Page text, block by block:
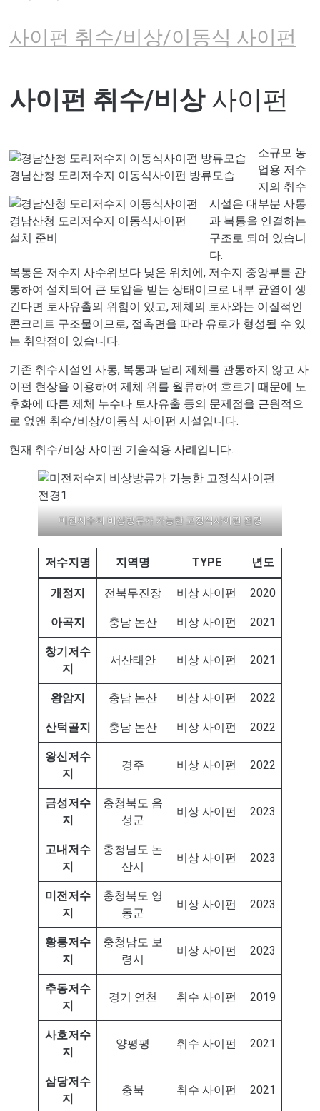
사이펀 취수/비상/이동식 사이펀
사이펀 취수/비상사이펀
경남산청 도리저수지 이동식사이펀 방류모습
경남산청 도리저수지 이동식사이펀
설치 준비
소규모 농
업용 저수
지의 취수
시설은 대부분 사통
과 복통을 연결하는
구조로 되어 있습니
다.
복통은 저수지 사수위보다 낮은 위치에, 저수지 중앙부를 관
통하여 설치되어 큰 토압을 받는 상태이므로 내부 균열이 생
긴다면 토사유출의 위험이 있고, 제체의 토사와는 이질적인
콘크리트 구조물이므로, 접촉면을 따라 유로가 형성될 수 있
는 취약점이 있습니다.
기존 취수시설인 사통, 복통과 달리 제체를 관통하지 않고 사
이펀 현상을 이용하여 제체 위를 월류하여 흐르기 때문에 노
후화에 따른 제체 누수나 토사유출 등의 문제점을 근원적으
로 없앤 취수/비상/이동식 사이펀 시설입니다.
현재 취수/비상 사이펀 기술적용 사례입니다.
미전저수지 비상방류가 가능한 고정식사이펀 전경
저수지명 지역명 TYPE 년도
개정지 전북무진장 비상 사이펀 2020
아곡지 충남 논산 비상 사이펀 2021
창기저수
지
서산태안 비상 사이펀 2021
왕암지 충남 논산 비상 사이펀 2022
산턱골지 충남 논산 비상 사이펀 2022
왕신저수
지
경주 비상 사이펀 2022
금성저수
지
충청북도 음
성군
비상 사이펀 2023
고내저수
지
충청남도 논
산시
비상 사이펀 2023
미전저수
지
충청북도 영
동군
비상 사이펀 2023
황룡저수
지
충청남도 보
령시
비상 사이펀 2023
추동저수
지
경기 연천 취수 사이펀 2019
사호저수
지
양평평 취수 사이펀 2021
삼당저수
지
충북 취수 사이펀 2021